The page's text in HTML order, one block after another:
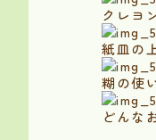
クレヨ
紙皿の
糊の使
どんな